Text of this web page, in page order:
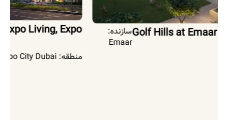
Terra Gardens at Expo Living, Expoسازنده:
Emaar